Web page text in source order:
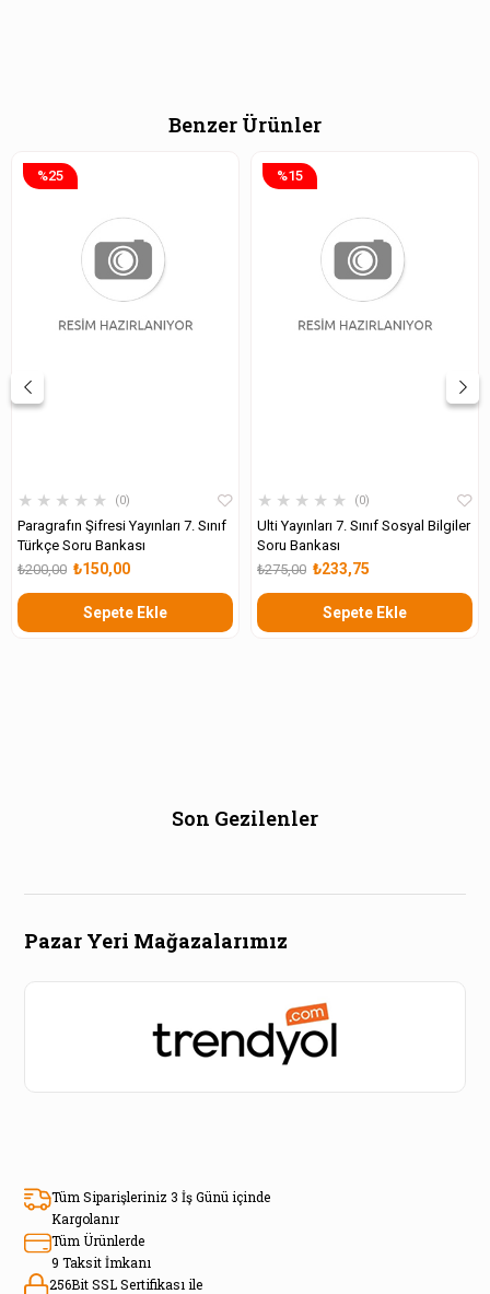
Benzer Ürünler
★ ★ ★ ★ ★ 0
Paragrafın Şifresi Yayınları 7. Sınıf
Türkçe Soru Bankası
₺150,00
₺200,00
Sepete Ekle
%25
★ ★ ★ ★ ★ 0
Ulti Yayınları 7. Sınıf Sosyal Bilgiler
Soru Bankası
₺233,75
₺275,00
Sepete Ekle
%15
Son Gezilenler
Pazar Yeri Mağazalarımız
Tüm Siparişleriniz 3 İş Günü içinde
Kargolanır
Tüm Ürünlerde
9 Taksit İmkanı
256Bit SSL Sertifikası ile